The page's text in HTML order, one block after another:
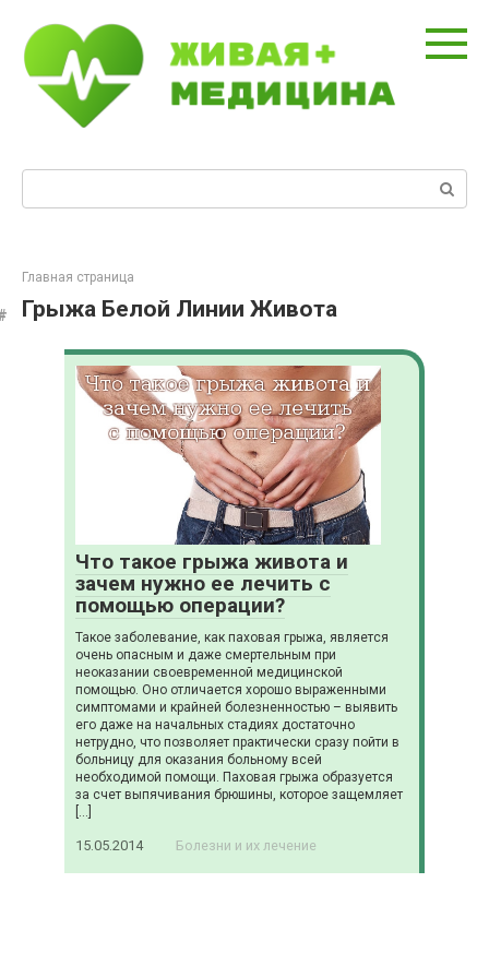
контенту
Главная страница
Грыжа Белой Линии Живота
Что такое грыжа живота и
зачем нужно ее лечить с
помощью операции?
Такое заболевание, как паховая грыжа, является
очень опасным и даже смертельным при
неоказании своевременной медицинской
помощью. Оно отличается хорошо выраженными
симптомами и крайней болезненностью – выявить
его даже на начальных стадиях достаточно
нетрудно, что позволяет практически сразу пойти в
больницу для оказания больному всей
необходимой помощи. Паховая грыжа образуется
за счет выпячивания брюшины, которое защемляет
[…]
15.05.2014 Болезни и их лечение